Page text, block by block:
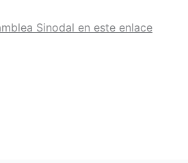
Sinodal en este enlace